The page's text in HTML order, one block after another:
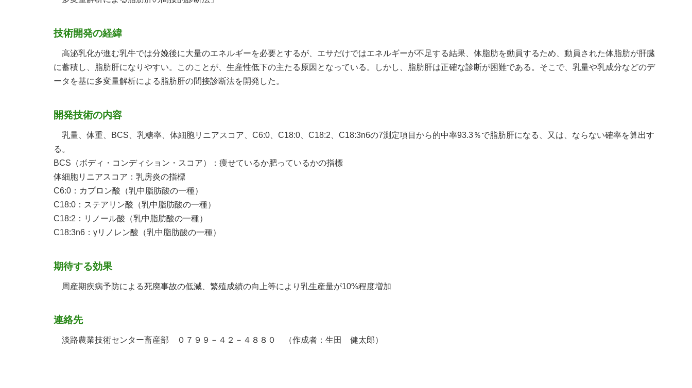
技術開発の経緯
高泌乳化が進む乳牛では分娩後に大量のエネルギーを必要とするが、エサだけではエネルギーが不足する結果、体脂肪を動員するため、動員された体脂肪が肝臓
に蓄積し、脂肪肝になりやすい。このことが、生産性低下の主たる原因となっている。しかし、脂肪肝は正確な診断が困難である。そこで、乳量や乳成分などのデ
ータを基に多変量解析による脂肪肝の間接診断法を開発した。
開発技術の内容
乳量、体重、BCS、乳糖率、体細胞リニアスコア、C6:0、C18:0、C18:2、C18:3n6の7測定項目から的中率93.3％で脂肪肝になる、又は、ならない確率を算出す
る。
BCS（ボディ・コンディション・スコア）：痩せているか肥っているかの指標
体細胞リニアスコア：乳房炎の指標
C6:0：カプロン酸（乳中脂肪酸の一種）
C18:0：ステアリン酸（乳中脂肪酸の一種）
C18:2：リノール酸（乳中脂肪酸の一種）
C18:3n6：γリノレン酸（乳中脂肪酸の一種）
期待する効果
周産期疾病予防による死廃事故の低減、繁殖成績の向上等により乳生産量が10%程度増加
連絡先
淡路農業技術センター畜産部 ０７９９－４２－４８８０ （作成者：生田 健太郎）